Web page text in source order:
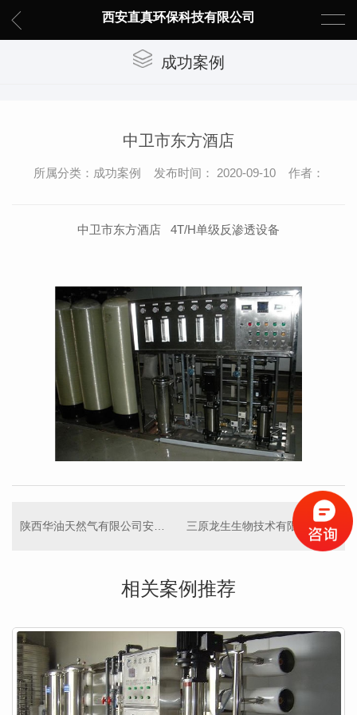
西安直真环保科技有限公司
成功案例
中卫市东方酒店
所属分类：成功案例 发布时间： 2020-09-10 作者：
中卫市东方酒店 4T/H单级反渗透设备
三原龙生生物技术有限责任公司
相关案例推荐